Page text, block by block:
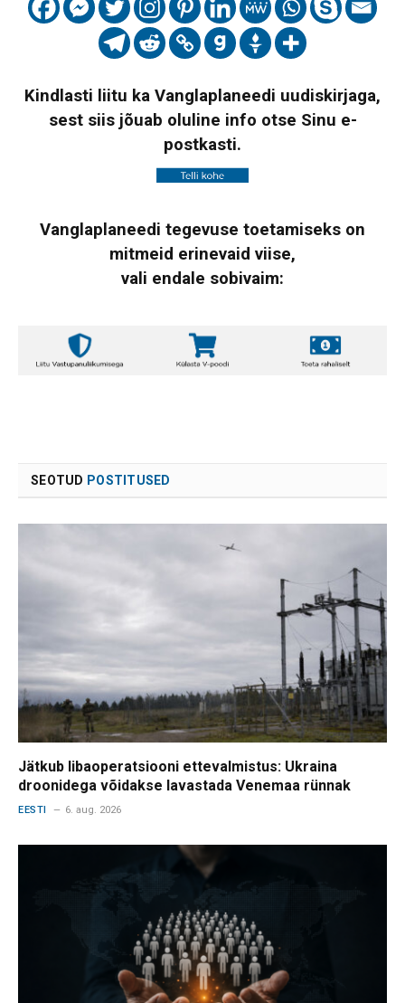
Kindlasti liitu ka Vanglaplaneedi uudiskirjaga,
sest siis jõuab oluline info otse Sinu e-
postkasti.
Vanglaplaneedi tegevuse toetamiseks on
mitmeid erinevaid viise,
vali endale sobivaim:
SEOTUD POSTITUSED
Jätkub libaoperatsiooni ettevalmistus: Ukraina
droonidega võidakse lavastada Venemaa rünnak
EESTI 6. aug. 2026